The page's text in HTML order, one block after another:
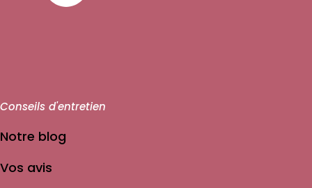
Conseils d'entretien
Notre blog
Vos avis